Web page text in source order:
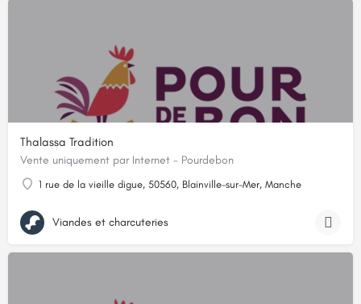
Thalassa Tradition
Vente uniquement par Internet - Pourdebon
1 rue de la vieille digue, 50560, Blainville-sur-Mer, Manche
Viandes et charcuteries